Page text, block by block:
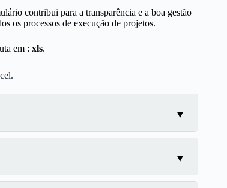
contribui para a transparência e a boa gestão
os processos de execução de projetos.
em : xls.